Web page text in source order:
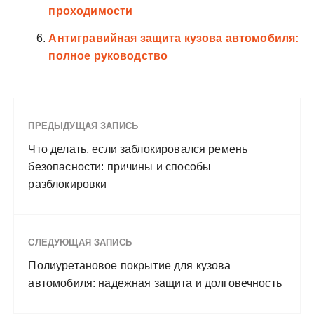
проходимости
Антигравийная защита кузова автомобиля:
полное руководство
ПРЕДЫДУЩАЯ ЗАПИСЬ
Что делать, если заблокировался ремень
безопасности: причины и способы
разблокировки
СЛЕДУЮЩАЯ ЗАПИСЬ
Полиуретановое покрытие для кузова
автомобиля: надежная защита и долговечность